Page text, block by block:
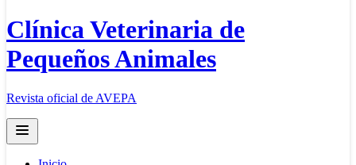
Clínica Veterinaria de
Pequeños Animales
Revista oficial de AVEPA
Open main menu